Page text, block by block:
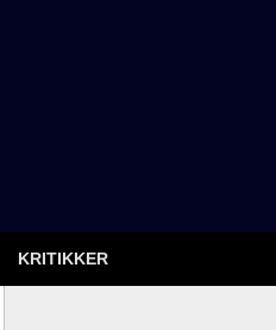
KRITIKKER